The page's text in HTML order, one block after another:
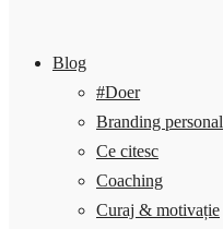
Blog
#Doer
Branding personal
Ce citesc
Coaching
Curaj & motivație